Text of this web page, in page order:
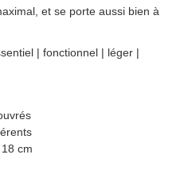
et se porte aussi bien à
| fonctionnel | léger |
cm